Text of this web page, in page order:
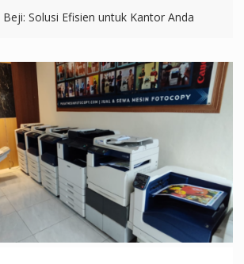
Solusi Efisien untuk Kantor Anda